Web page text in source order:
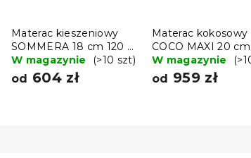
Materac kieszeniowy
SOMMERA 18 cm 120 x
200 cm
W magazynie (>10 szt)
od 604 zł
Materac kokosowy
COCO MAXI 20 cm
x 200 cm
W magazynie
od 959 zł